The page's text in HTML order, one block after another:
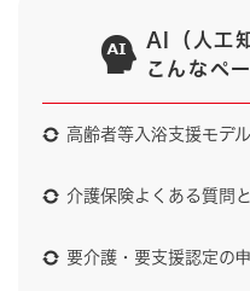
AI（人工
こんなペ
高齢者等入浴支援モデ
介護保険よくある質問
要介護・要支援認定の